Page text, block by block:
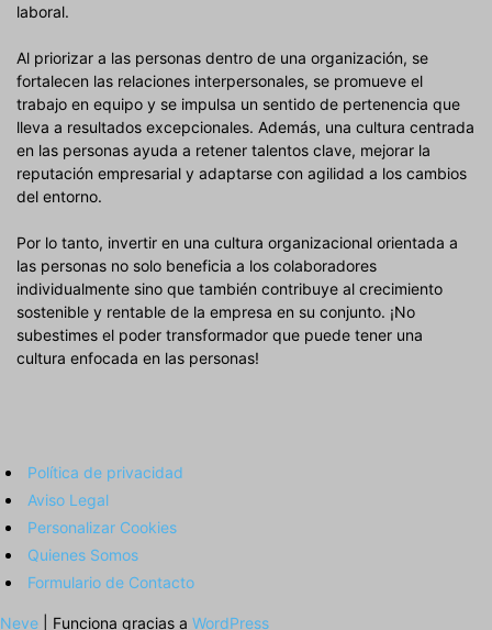
laboral.
Al priorizar a las personas dentro de una organización, se
fortalecen las relaciones interpersonales, se promueve el
trabajo en equipo y se impulsa un sentido de pertenencia que
lleva a resultados excepcionales. Además, una cultura centrada
en las personas ayuda a retener talentos clave, mejorar la
reputación empresarial y adaptarse con agilidad a los cambios
del entorno.
Por lo tanto, invertir en una cultura organizacional orientada a
las personas no solo beneficia a los colaboradores
individualmente sino que también contribuye al crecimiento
sostenible y rentable de la empresa en su conjunto. ¡No
subestimes el poder transformador que puede tener una
cultura enfocada en las personas!
Política de privacidad
Aviso Legal
Personalizar Cookies
Quienes Somos
Formulario de Contacto
Neve | Funciona gracias a WordPress